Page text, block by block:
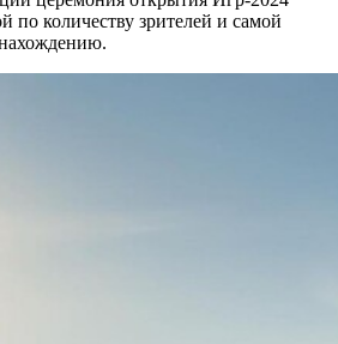
по количеству зрителей и самой